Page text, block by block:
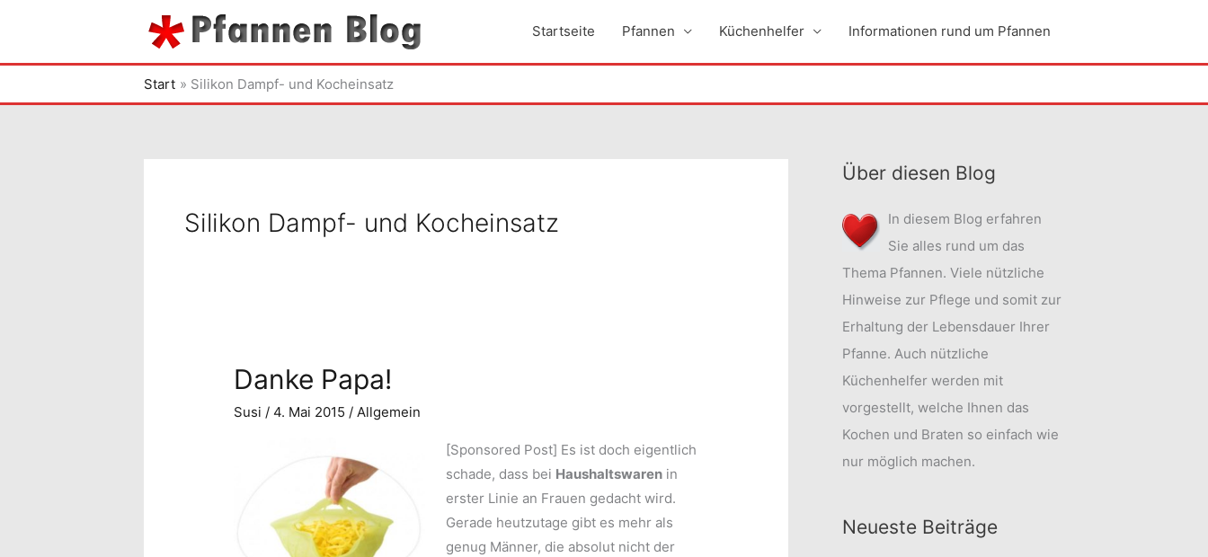
springen
Startseite Pfannen Küchenhelfer Informationen rund um Pfannen
Start Silikon Dampf- und Kocheinsatz
Silikon Dampf- und Kocheinsatz
Danke Papa!
Susi /4. Mai 2015 /Allgemein
[Sponsored Post] Es ist doch eigentlich
schade, dass bei Haushaltswarenin
erster Linie an Frauen gedacht wird.
Gerade heutzutage gibt es mehr als
genug Männer, die absolut nicht der
Über diesen Blog
In diesem Blog erfahren
Sie alles rund um das
Thema Pfannen. Viele nützliche
Hinweise zur Pflege und somit zur
Erhaltung der Lebensdauer Ihrer
Pfanne. Auch nützliche
Küchenhelfer werden mit
vorgestellt, welche Ihnen das
Kochen und Braten so einfach wie
nur möglich machen.
Neueste Beiträge